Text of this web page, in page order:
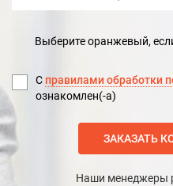
Выберите оранжевый,
С правилами обработки
ознакомлен(-а)
ЗАКАЗАТЬ
Наши менеджеры